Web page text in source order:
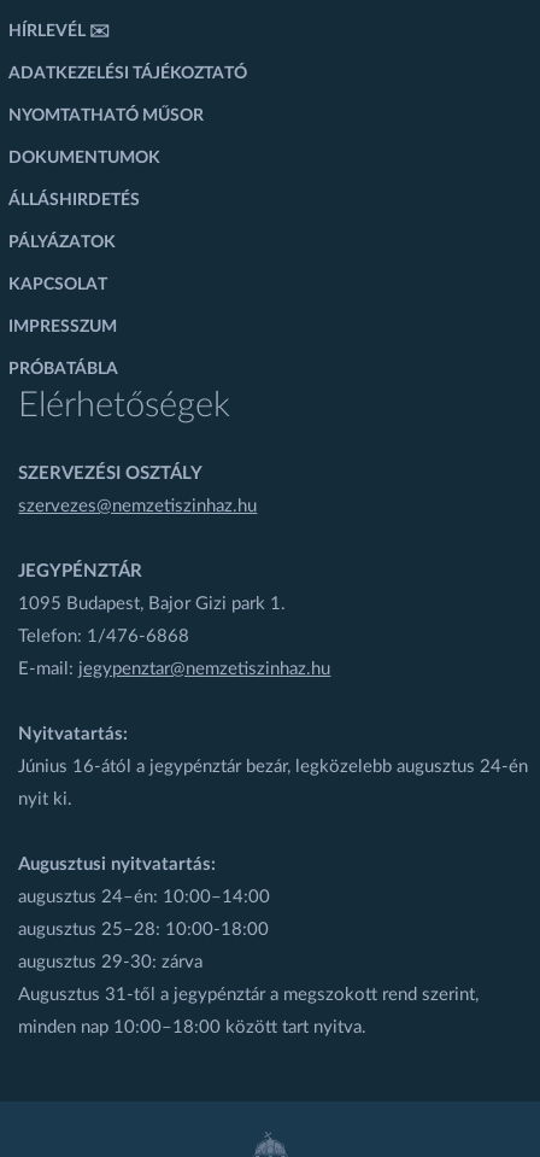
HÍRLEVÉL ✉️
ADATKEZELÉSI TÁJÉKOZTATÓ
NYOMTATHATÓ MŰSOR
DOKUMENTUMOK
ÁLLÁSHIRDETÉS
PÁLYÁZATOK
KAPCSOLAT
IMPRESSZUM
PRÓBATÁBLA
Elérhetőségek
SZERVEZÉSI OSZTÁLY
szervezes@nemzetiszinhaz.hu
JEGYPÉNZTÁR
1095 Budapest, Bajor Gizi park 1.
Telefon: 1/476-6868
E-mail: jegypenztar@nemzetiszinhaz.hu
Nyitvatartás:
Június 16-ától a jegypénztár bezár, legközelebb augusztus 24-én
nyit ki.
Augusztusi nyitvatartás:
augusztus 24–én: 10:00–14:00
augusztus 25–28: 10:00-18:00
augusztus 29-30: zárva
Augusztus 31-től a jegypénztár a megszokott rend szerint,
minden nap 10:00–18:00 között tart nyitva.